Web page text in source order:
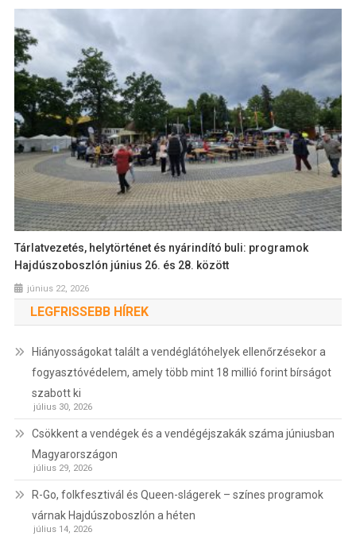
Tárlatvezetés, helytörténet és nyárindító buli: programok
Hajdúszoboszlón június 26. és 28. között
június 22, 2026
LEGFRISSEBB HÍREK
Hiányosságokat talált a vendéglátóhelyek ellenőrzésekor a
fogyasztóvédelem, amely több mint 18 millió forint bírságot
szabott ki
július 30, 2026
Csökkent a vendégek és a vendégéjszakák száma júniusban
Magyarországon
július 29, 2026
R-Go, folkfesztivál és Queen-slágerek – színes programok
várnak Hajdúszoboszlón a héten
július 14, 2026